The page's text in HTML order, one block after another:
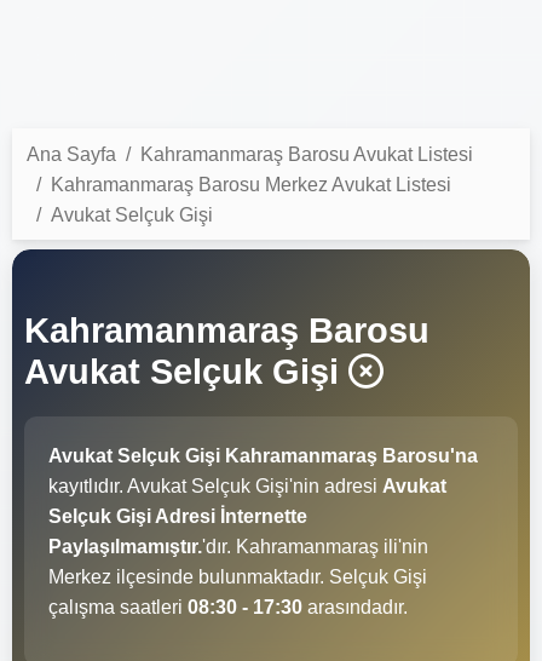
Ana Sayfa
Kahramanmaraş Barosu Avukat Listesi
Kahramanmaraş Barosu Merkez Avukat Listesi
Avukat Selçuk Gişi
Kahramanmaraş Barosu
Avukat Selçuk Gişi
Avukat Selçuk Gişi Kahramanmaraş Barosu'na
kayıtlıdır. Avukat Selçuk Gişi'nin adresi Avukat
Selçuk Gişi Adresi İnternette
Paylaşılmamıştır.'dır. Kahramanmaraş ili'nin
Merkez ilçesinde bulunmaktadır. Selçuk Gişi
çalışma saatleri 08:30 - 17:30 arasındadır.